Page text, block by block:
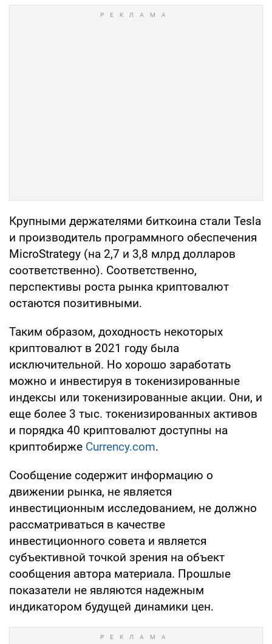
Крупными держателями биткоина стали Tesla
и производитель программного обеспечения
MicroStrategy (на 2,7 и 3,8 млрд долларов
соответственно). Соответственно,
перспективы роста рынка криптовалют
остаются позитивными.
Таким образом, доходность некоторых
криптовалют в 2021 году была
исключительной. Но хорошо заработать
можно и инвестируя в токенизированные
индексы или токенизированные акции. Они, и
еще более 3 тыс. токенизированных активов
и порядка 40 криптовалют доступны на
криптобирже Currency.com.
Сообщение содержит информацию о
движении рынка, не является
инвестиционным исследованием, не должно
рассматриваться в качестве
инвестиционного совета и является
субъективной точкой зрения на объект
сообщения автора материала. Прошлые
показатели не являются надежным
индикатором будущей динамики цен.